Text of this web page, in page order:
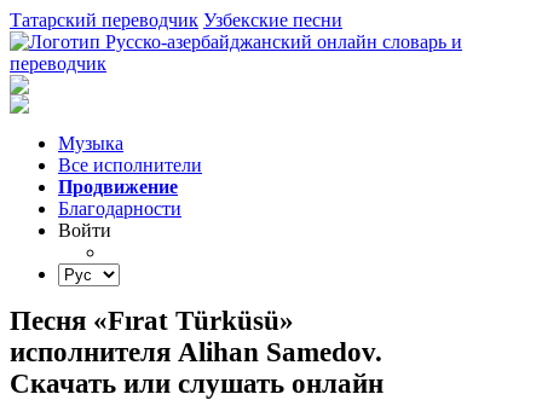
Татарский переводчик Узбекские песни
Музыка
Все исполнители
Продвижение
Благодарности
Войти
Песня «Fırat Türküsü»
исполнителя Alihan Samedov.
Скачать или слушать онлайн